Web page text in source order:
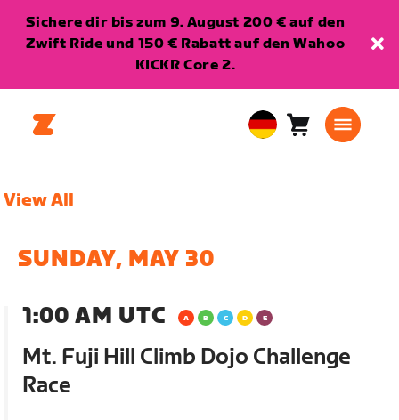
Sichere dir bis zum 9. August 200 € auf den
Zwift Ride und 150 € Rabatt auf den Wahoo
KICKR Core 2.
EuropeanWarenkorb
View All
SUNDAY, MAY 30
1:00 AM UTC
Mt. Fuji Hill Climb Dojo Challenge
Race